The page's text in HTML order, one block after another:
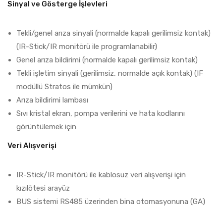
Sinyal ve Gösterge İşlevleri
Tekli/genel arıza sinyali (normalde kapalı gerilimsiz kontak)
(IR-Stick/IR monitörü ile programlanabilir)
Genel arıza bildirimi (normalde kapalı gerilimsiz kontak)
Tekli işletim sinyali (gerilimsiz, normalde açık kontak) (IF
modüllü Stratos ile mümkün)
Arıza bildirimi lambası
Sıvı kristal ekran, pompa verilerini ve hata kodlarını
görüntülemek için
Veri Alışverişi
IR-Stick/IR monitörü ile kablosuz veri alışverişi için
kızılötesi arayüz
BUS sistemi RS485 üzerinden bina otomasyonuna (GA)